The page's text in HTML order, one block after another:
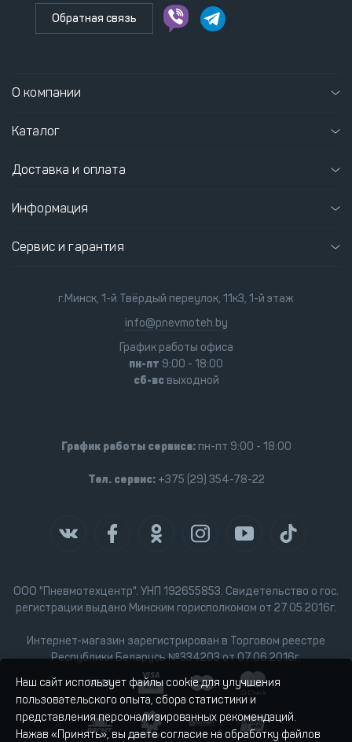
Обратная связь
О компании
Каталог
Доставка и оплата
Информация
Сервис и гарантия
ООО "Пневмотехцентр". УНП 192655853. Свидетельство о гос.
регистрации выдано Минским горисполкомом от 27.05.2016г.
Интернет-магазин зарегистрирован в Торговом реестре
Республики Беларусь №334203 от 07.06.2016г.
г.Минск, 1-й Твёрдый переулок, 11к3, 1-й этаж
info@pnevmoteh.by
График работы офиса
пн-пт 9:00 - 18:00
сб-всвыходной
График работы сервиса:пн-пт 9:00 - 18:00
Тел. сервис:+375 (29) 354-78-22
Наш сайт использует файлы cookie для улучшения
пользовательского опыта, сбора статистики и
представления персонализированных рекомендаций.
Нажав «Принять», вы даете согласие на обработку файлов